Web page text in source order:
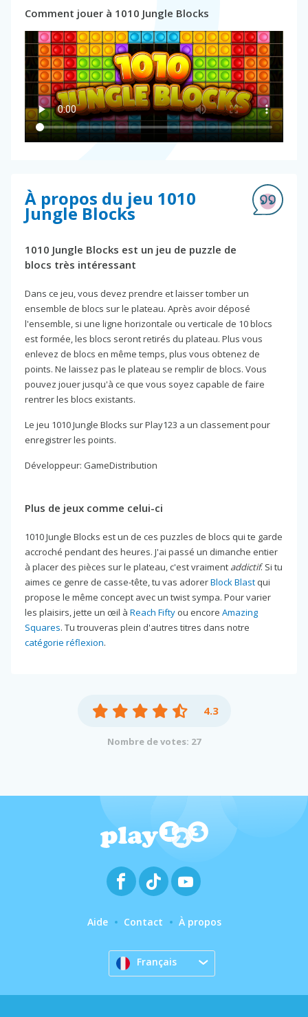
Comment jouer à 1010 Jungle Blocks
À propos du jeu 1010
Jungle Blocks
1010 Jungle Blocks est un jeu de puzzle de
blocs très intéressant
Dans ce jeu, vous devez prendre et laisser tomber un
ensemble de blocs sur le plateau. Après avoir déposé
l'ensemble, si une ligne horizontale ou verticale de 10 blocs
est formée, les blocs seront retirés du plateau. Plus vous
enlevez de blocs en même temps, plus vous obtenez de
points. Ne laissez pas le plateau se remplir de blocs. Vous
pouvez jouer jusqu'à ce que vous soyez capable de faire
rentrer les blocs existants.
Le jeu 1010 Jungle Blocks sur Play123 a un classement pour
enregistrer les points.
Développeur: GameDistribution
Plus de jeux comme celui-ci
1010 Jungle Blocks est un de ces puzzles de blocs qui te garde
accroché pendant des heures. J'ai passé un dimanche entier
à placer des pièces sur le plateau, c'est vraiment addictif. Si tu
aimes ce genre de casse-tête, tu vas adorerBlock Blast qui
propose le même concept avec un twist sympa. Pour varier
les plaisirs, jette un œil à Reach Fifty ou encore Amazing
Squares. Tu trouveras plein d'autres titres dans notre
catégorie réflexion.
4.3
Nombre de votes: 27
Aide Contact À propos
Français